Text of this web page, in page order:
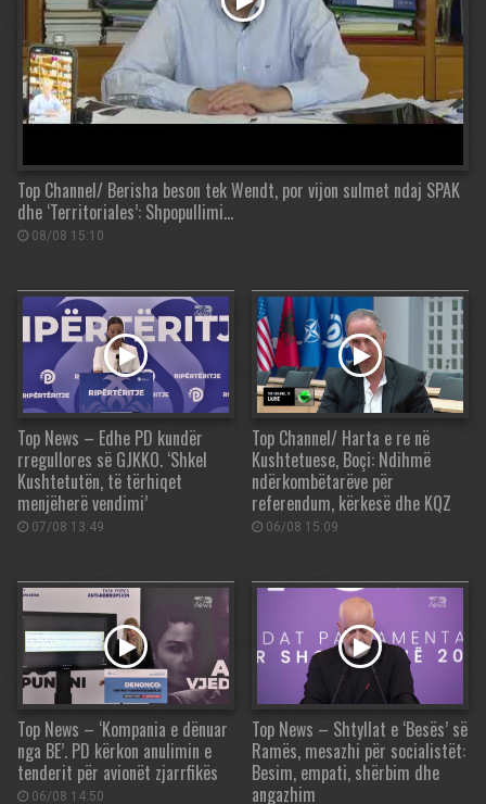
Top Channel/ Berisha beson tek Wendt, por vijon sulmet ndaj SPAK
dhe ‘Territoriales’: Shpopullimi…
08/08 15:10
Top News – Edhe PD kundër
rregullores së GJKKO. ‘Shkel
Kushtetutën, të tërhiqet
menjëherë vendimi’
07/08 13:49
Top Channel/ Harta e re në
Kushtetuese, Boçi: Ndihmë
ndërkombëtarëve për
referendum, kërkesë dhe KQZ
06/08 15:09
Top News – ‘Kompania e dënuar
nga BE’. PD kërkon anulimin e
tenderit për avionët zjarrfikës
06/08 14:50
Top News – Shtyllat e ‘Besës’ së
Ramës, mesazhi për socialistët:
Besim, empati, shërbim dhe
angazhim